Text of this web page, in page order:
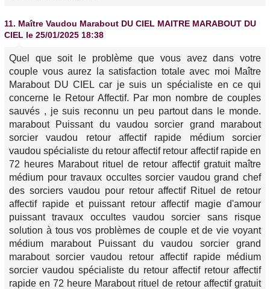
11. Maître Vaudou Marabout DU CIEL MAITRE MARABOUT DU
CIEL le 25/01/2025 18:38
Quel que soit le problème que vous avez dans votre
couple vous aurez la satisfaction totale avec moi Maître
Marabout DU CIEL car je suis un spécialiste en ce qui
concerne le Retour Affectif. Par mon nombre de couples
sauvés , je suis reconnu un peu partout dans le monde.
marabout Puissant du vaudou sorcier grand marabout
sorcier vaudou retour affectif rapide médium sorcier
vaudou spécialiste du retour affectif retour affectif rapide en
72 heures Marabout rituel de retour affectif gratuit maître
médium pour travaux occultes sorcier vaudou grand chef
des sorciers vaudou pour retour affectif Rituel de retour
affectif rapide et puissant retour affectif magie d'amour
puissant travaux occultes vaudou sorcier sans risque
solution à tous vos problèmes de couple et de vie voyant
médium marabout Puissant du vaudou sorcier grand
marabout sorcier vaudou retour affectif rapide médium
sorcier vaudou spécialiste du retour affectif retour affectif
rapide en 72 heure Marabout rituel de retour affectif gratuit